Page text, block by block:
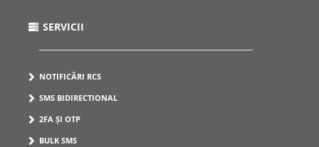
SERVICII
NOTIFICĂRI RCS
SMS BIDIRECTIONAL
2FA ȘI OTP
BULK SMS